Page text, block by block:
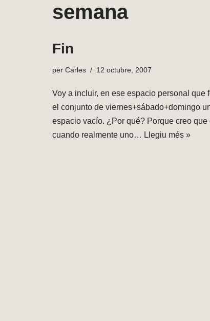
semana
Fin
per Carles 12 octubre, 2007
Voy a incluir, en ese espacio personal que
el conjunto de viernes+sábado+domingo
espacio vacío. ¿Por qué? Porque creo que
cuando realmente uno… Llegiu més »